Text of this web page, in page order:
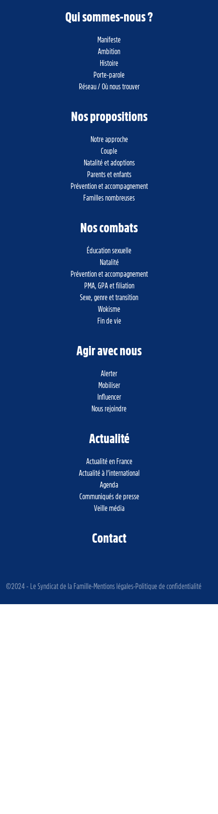
Qui sommes-nous ?
Manifeste
Ambition
Histoire
Porte-parole
Réseau / Où nous trouver
Nos propositions
Notre approche
Couple
Natalité et adoptions
Parents et enfants
Prévention et accompagnement
Familles nombreuses
Nos combats
Éducation sexuelle
Natalité
Prévention et accompagnement
PMA, GPA et filiation
Sexe, genre et transition
Wokisme
Fin de vie
Agir avec nous
Alerter
Mobiliser
Influencer
Nous rejoindre
Actualité
Actualité en France
Actualité à l’international
Agenda
Communiqués de presse
Veille média
Contact
©2024 - Le Syndicat de la Famille Mentions légales Politique de confidentialité